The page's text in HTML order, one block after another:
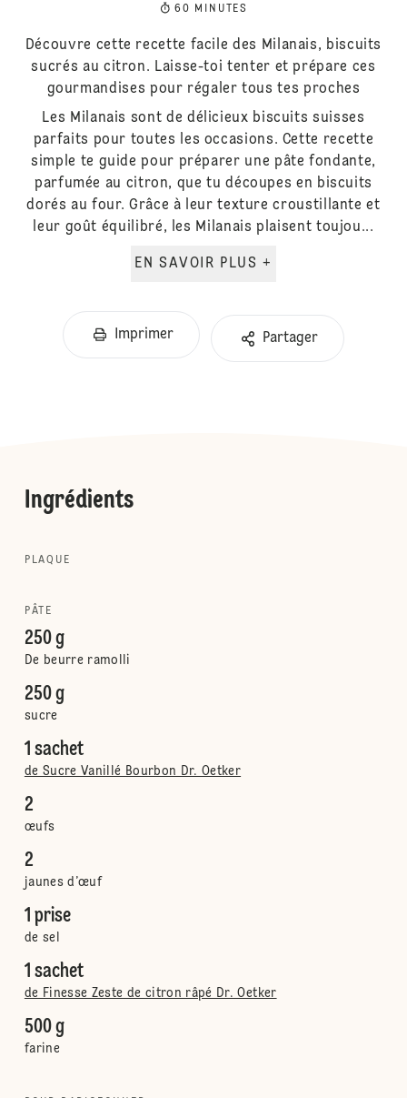
60 MINUTES
Découvre cette recette facile des Milanais, biscuits
sucrés au citron. Laisse-toi tenter et prépare ces
gourmandises pour régaler tous tes proches
Les Milanais sont de délicieux biscuits suisses
parfaits pour toutes les occasions. Cette recette
simple te guide pour préparer une pâte fondante,
parfumée au citron, que tu découpes en biscuits
dorés au four. Grâce à leur texture croustillante et
leur goût équilibré, les Milanais plaisent toujou...
EN SAVOIR PLUS +
Imprimer Partager
Ingrédients
PLAQUE
PÂTE
250 g
De beurre ramolli
250 g
sucre
1 sachet
de Sucre Vanillé Bourbon Dr. Oetker
2
œufs
2
jaunes d’œuf
1 prise
de sel
1 sachet
de Finesse Zeste de citron râpé Dr. Oetker
500 g
farine